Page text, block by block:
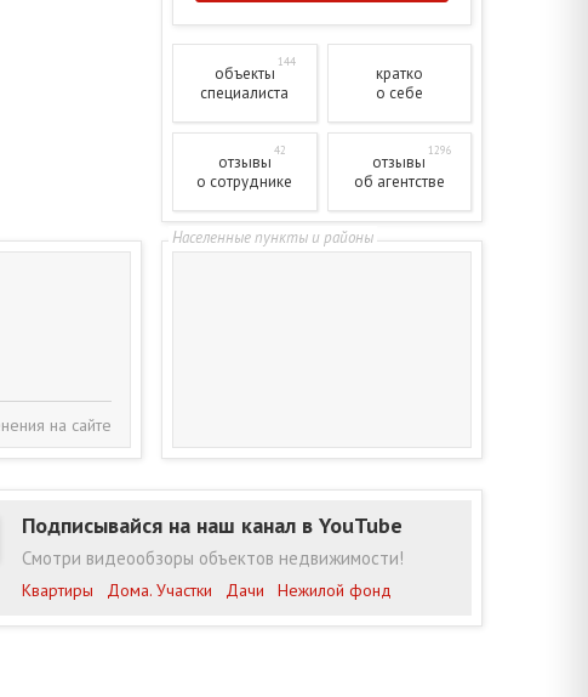
объекты
144
специалиста
кратко
о себе
отзывы
42
о сотруднике
отзывы
1296
об агентстве
на сайте
Подписывайся на наш канал в YouTube
Смотри видеообзоры объектов недвижимости!
Квартиры Дома. Участки Дачи Нежилой фонд